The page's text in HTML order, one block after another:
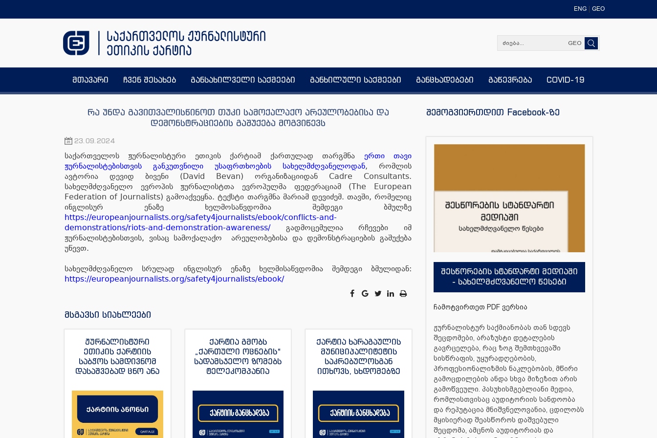
ENG GEO
GEO
მთავარი ჩვენ შესახებ განსახილველი საქმეები განხილული საქმეები განცხადებები გაწევრება COVID-19
რა უნდა გავითვალისწინოთ თუკი სამოქალაქო არეულობებისა და
დემონსტრაციების გაშუქება მოგვიწევს
23.09.2024
საქართველოს ჟურნალისტური ეთიკის ქარტიამ ქართულად თარგმნა ერთი თავი
ჟურნალისტებისთვის განკუთვნილი უსაფრთხოების სახელმძღვანელოდან, რომლის
ავტორია დევიდ ბივენი (David Bevan) ორგანიზაციიდან Cadre Consultants.
სახელმძღვანელო ევროპის ჟურნალისტთა ევროპულმა ფედერაციამ (The European
Federation of Journalists) გამოაქვეყნა. ტექსტი თარგმნა მარიამ დევიძემ. თავში, რომელიც
ინგლისურ ენაზე ხელმოსაწვდომია შემდეგი ბმულზე
https://europeanjournalists.org/safety4journalists/ebook/conflicts-and-
demonstrations/riots-and-demonstration-awareness/გადმოცემულია რჩევები იმ
ჟურნალისტებისთვის, ვისაც სამოქალაქო არეულობებისა და დემონსტრაციების გაშუქება
უწევთ.
სახელმძღვანელო სრულად ინგლისურ ენაზე ხელმისაწვდომია შემდეგი ბმულიდან:
https://europeanjournalists.org/safety4journalists/ebook/
მსგავსი სიახლეები
ჟურნალისტური
ეთიკის ქარტიის
საბჭოს სამდივნომ
დასაშვებად ცნო ანა
განცხადება “ტვ
ჟურნალისტის მაკა
ანდრონიკაშვილის
წინააღმდეგ.
ქარტია გმობს
„ქართული ოცნების“
სადამსჯელო ზომებს
ტელეკომპანია
სანაიას და მისი სხვა
მიმართ
ქარტია ხარაგაულის
მუნიციპალიტეტის
საკრებულოსგან
ითხოვს, სხდომებზე
ჟურნალისტებს
პირობები შეუქმნას
შემოგვიერთდით Facebook-ზე
შესწორების სტანდარტი მედიაში
- სახელმძღვანელო წესები
ჩამოტვირთეთ PDF ვერსია
ჟურნალისტურ საქმიანობას თან სდევს
შეცდომები, არაზუსტი დეტალების
გავრცელება, რაც ზოგ შემთხვევაში
სისწრაფის, უყურადღებობის,
პროფესიონალიზმის ნაკლებობის, მწირი
გამოცდილების ანდა სხვა მიზეზით არის
გამოწვეული. პასუხისმგებლიანი მედია,
რომლისთვისაც აუდიტორიის სანდოობა
და რეპუტაცია მნიშვნელოვანია, ცდილობს
მყისიერად შეასწოროს დაშვებული
შეცდომა, ამცნოს აუდიტორიას და